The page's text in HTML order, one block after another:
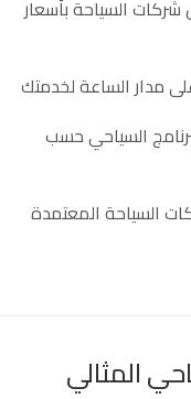
السياحة بأسعار
مدار الساعة لخدمتك
السياحي حسب
السياحة المعتمدة
المثالي